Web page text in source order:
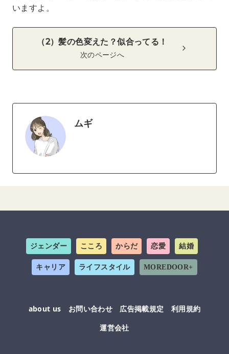
いますよ。
（2）髪の色変えた？似合ってる！
次のページへ
ムギ
ジェンダー こころ からだ 恋愛 結婚
キャリア ライフスタイル MOREDOOR+
about us お問い合わせ 広告掲載規定
利用規約
運営会社